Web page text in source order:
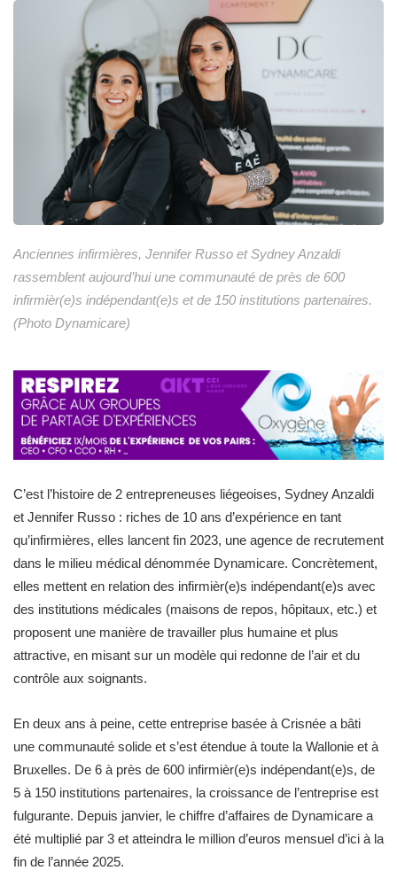
Anciennes infirmières, Jennifer Russo et Sydney Anzaldi
rassemblent aujourd’hui une communauté de près de 600
infirmièr(e)s indépendant(e)s et de 150 institutions partenaires.
(Photo Dynamicare)
C’est l’histoire de 2 entrepreneuses liégeoises, Sydney Anzaldi
et Jennifer Russo : riches de 10 ans d’expérience en tant
qu’infirmières, elles lancent fin 2023, une agence de recrutement
dans le milieu médical dénommée Dynamicare. Concrètement,
elles mettent en relation des infirmièr(e)s indépendant(e)s avec
des institutions médicales (maisons de repos, hôpitaux, etc.) et
proposent une manière de travailler plus humaine et plus
attractive, en misant sur un modèle qui redonne de l’air et du
contrôle aux soignants.
En deux ans à peine, cette entreprise basée à Crisnée a bâti
une communauté solide et s’est étendue à toute la Wallonie et à
Bruxelles. De 6 à près de 600 infirmièr(e)s indépendant(e)s, de
5 à 150 institutions partenaires, la croissance de l’entreprise est
fulgurante. Depuis janvier, le chiffre d’affaires de Dynamicare a
été multiplié par 3 et atteindra le million d’euros mensuel d’ici à la
fin de l’année 2025.